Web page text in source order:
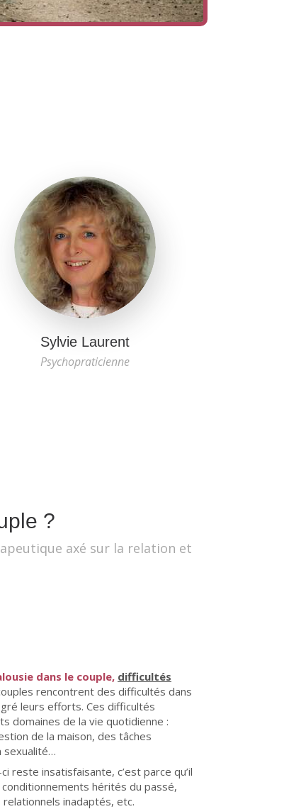
Sylvie Laurent
Psychopraticienne
?
axé sur la relation et
dans le couple, difficultés
rencontrent des difficultés dans
leurs efforts. Ces difficultés
domaines de la vie quotidienne :
de la maison, des tâches
sexualité…
reste insatisfaisante, c’est parce qu’il
hérités du passé,
relationnels inadaptés, etc.